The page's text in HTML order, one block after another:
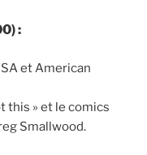
:
et American
this » et le comics
Smallwood.